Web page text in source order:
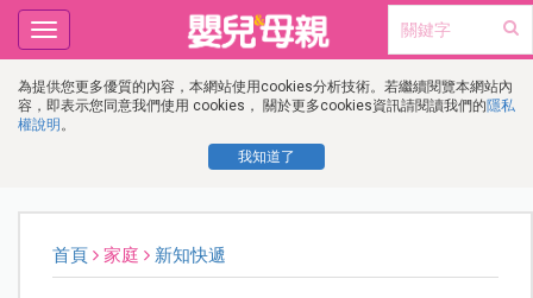
為提供您更多優質的內容，本網站使用cookies分析技術。若繼續閱覽本網站內
容，即表示您同意我們使用 cookies， 關於更多cookies資訊請閱讀我們的隱私
權說明 。
我知道了
Toggle
navigation
首頁 家庭 新知快遞